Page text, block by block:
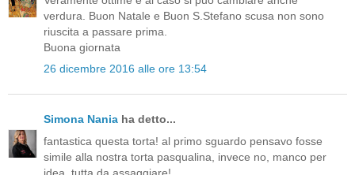
verdura. Buon Natale e Buon S.Stefano scusa non sono
riuscita a passare prima.
Buona giornata
26 dicembre 2016 alle ore 13:54
Simona Nania ha detto...
fantastica questa torta! al primo sguardo pensavo fosse
simile alla nostra torta pasqualina, invece no, manco per
idea, tutta da assaggiare!